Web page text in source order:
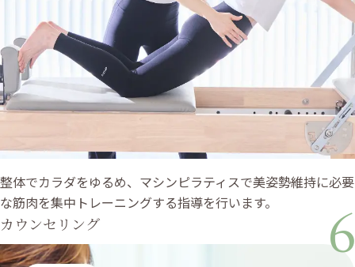
整体でカラダをゆるめ、マシンピラティスで美姿勢維持に必要
な筋肉を集中トレーニングする指導を行います。
6
カウンセリング